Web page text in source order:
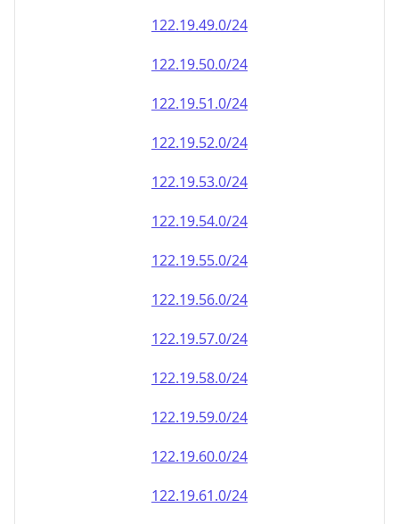
122.19.49.0/24
122.19.50.0/24
122.19.51.0/24
122.19.52.0/24
122.19.53.0/24
122.19.54.0/24
122.19.55.0/24
122.19.56.0/24
122.19.57.0/24
122.19.58.0/24
122.19.59.0/24
122.19.60.0/24
122.19.61.0/24